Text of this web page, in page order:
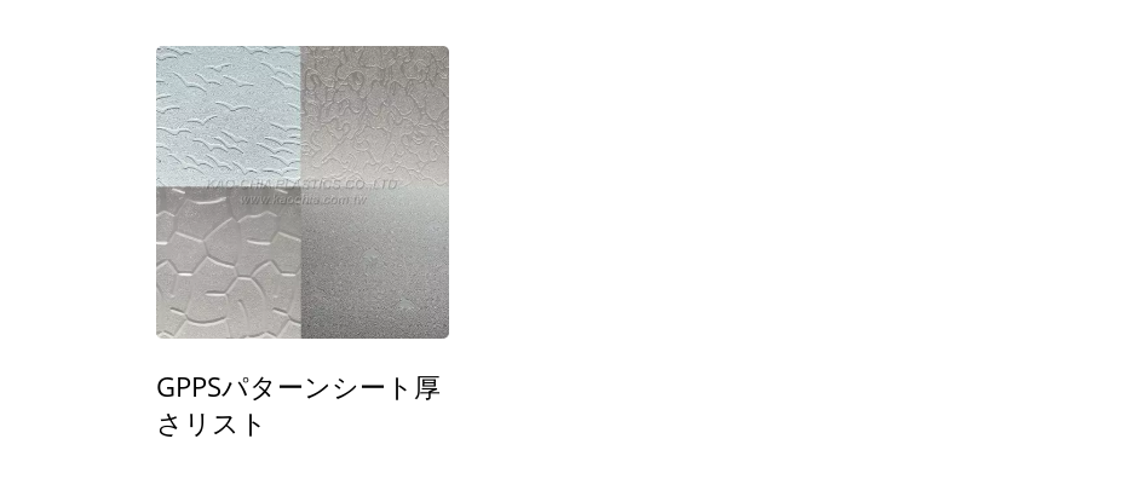
GPPSパターンシート厚
さリスト